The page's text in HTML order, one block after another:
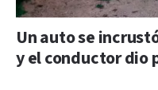
Un auto se
y el conductor dio